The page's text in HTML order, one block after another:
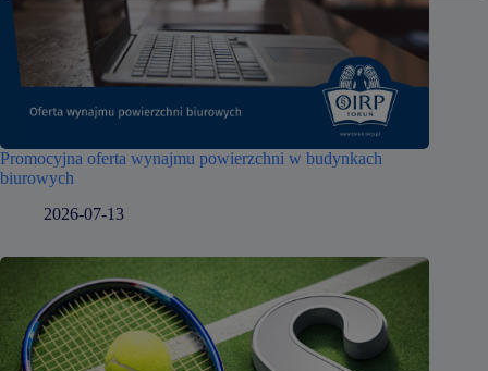
Promocyjna oferta wynajmu powierzchni w budynkach
biurowych
2026-07-13